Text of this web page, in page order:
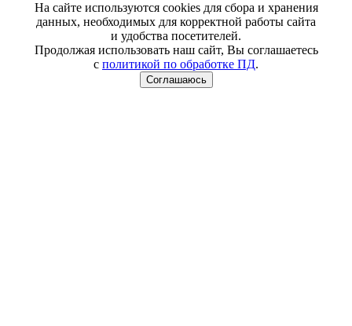
На сайте используются cookies для сбора и хранения
данных, необходимых для корректной работы сайта
и удобства посетителей.
Продолжая использовать наш сайт, Вы соглашаетесь
с политикой по обработке ПД.
Соглашаюсь